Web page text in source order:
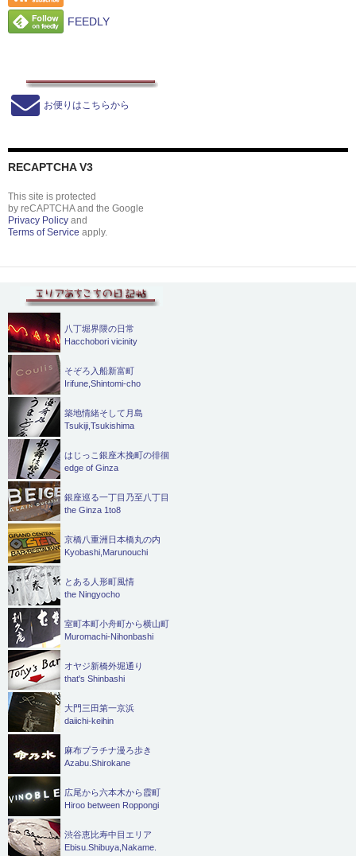
FEEDLY
お便りはこちらから
RECAPTCHA V3
This site is protected
by reCAPTCHA and the Google
Privacy Policy and
Terms of Service apply.
八丁堀界隈の日常
Hacchobori vicinity
そぞろ入船新富町
Irifune,Shintomi-cho
築地情緒そして月島
Tsukiji,Tsukishima
はじっこ銀座木挽町の徘徊
edge of Ginza
銀座巡る一丁目乃至八丁目
the Ginza 1to8
京橋八重洲日本橋丸の内
Kyobashi,Marunouchi
とある人形町風情
the Ningyocho
室町本町小舟町から横山町
Muromachi-Nihonbashi
オヤジ新橋外堀通り
that's Shinbashi
大門三田第一京浜
daiichi-keihin
麻布プラチナ漫ろ歩き
Azabu.Shirokane
広尾から六本木から霞町
Hiroo between Roppongi
渋谷恵比寿中目エリア
Ebisu.Shibuya,Nakame.